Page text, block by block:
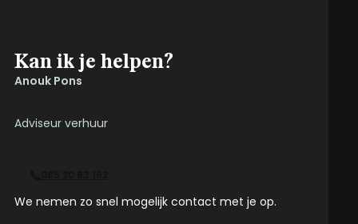
Kan ik je helpen?
Anouk Pons
Adviseur verhuur
We nemen zo snel mogelijk contact met je op.